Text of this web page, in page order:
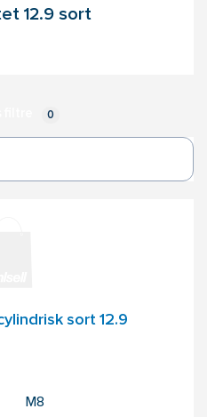
12.9 sort
0
sort 12.9
M8